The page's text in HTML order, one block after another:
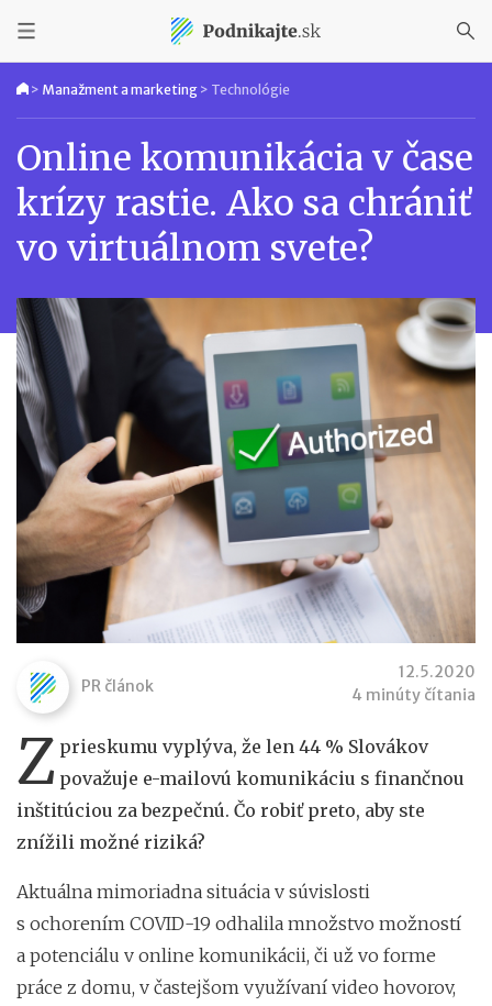
> Manažment a marketing > Technológie
Online komunikácia v čase
krízy rastie. Ako sa chrániť
vo virtuálnom svete?
PR článok
12.5.2020
4 minúty čítania
Z prieskumu vyplýva, že len 44 % Slovákov
považuje e-mailovú komunikáciu s finančnou
inštitúciou za bezpečnú. Čo robiť preto, aby ste
znížili možné riziká?
Aktuálna mimoriadna situácia v súvislosti
s ochorením COVID-19 odhalila množstvo možností
a potenciálu v online komunikácii, či už vo forme
práce z domu, v častejšom využívaní video hovorov,